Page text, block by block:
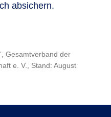
absichern.
Gesamtverband der
e. V., Stand: August